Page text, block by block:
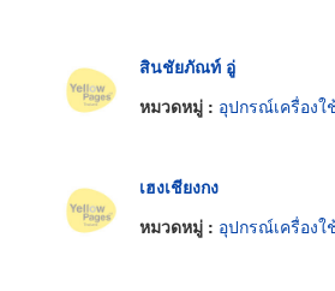
สินชัยภัณท์ อู่
หมวดหมู่ : อุปกรณ์เครื่องใช้
เฮงเชียงกง
หมวดหมู่ : อุปกรณ์เครื่องใช้